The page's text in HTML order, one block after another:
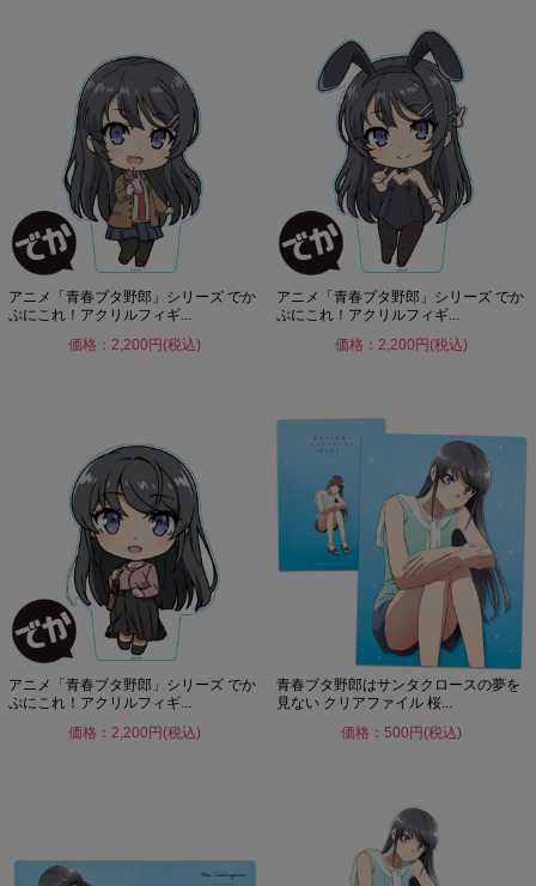
アニメ「青春ブタ野郎」シリーズ でか
ぷにこれ！アクリルフィギ...
価格：2,200円(税込)
アニメ「青春ブタ野郎」シリーズ でか
ぷにこれ！アクリルフィギ...
価格：2,200円(税込)
アニメ「青春ブタ野郎」シリーズ でか
ぷにこれ！アクリルフィギ...
価格：2,200円(税込)
青春ブタ野郎はサンタクロースの夢を
見ない クリアファイル 桜...
価格：500円(税込)